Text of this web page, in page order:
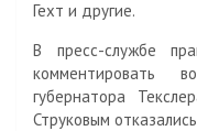
Гехт и другие.
В пресс-службе
комментировать
губернатора
Струковым